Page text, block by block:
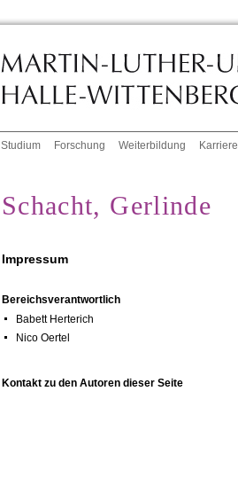
Studium Forschung Weiterbildung Karriere
Schacht, Gerlinde
Impressum
Bereichsverantwortlich
Babett Herterich
Nico Oertel
Kontakt zu den Autoren dieser Seite